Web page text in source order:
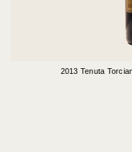
2013 Tenuta